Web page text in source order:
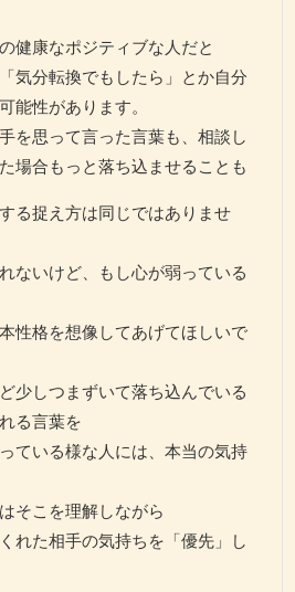
健康なポジティブな人だと
気分転換でもしたら」とか自分
能性があります。
を思って言った言葉も、相談し
場合もっと落ち込ませることも
る捉え方は同じではありませ
ないけど、もし心が弱っている
性格を想像してあげてほしいで
少しつまずいて落ち込んでいる
る言葉を
ている様な人には、本当の気持
そこを理解しながら
れた相手の気持ちを「優先」し